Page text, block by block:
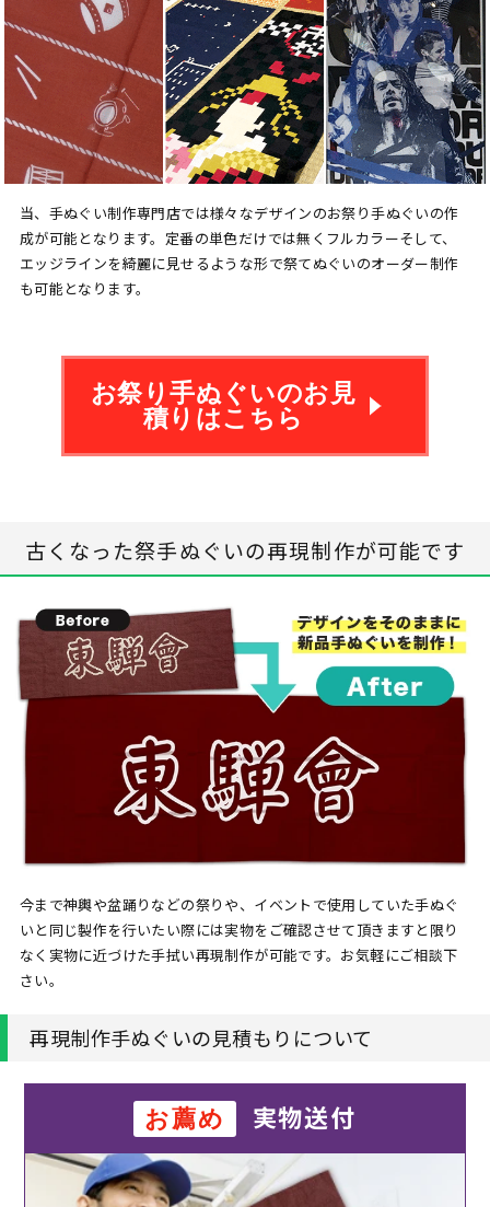
当、手ぬぐい制作専門店では様々なデザインのお祭り手ぬぐいの作
成が可能となります。定番の単色だけでは無くフルカラーそして、
エッジラインを綺麗に見せるような形で祭てぬぐいのオーダー制作
も可能となります。
お祭り手ぬぐいのお見
積りはこちら
古くなった祭手ぬぐいの再現制作が可能です
今まで神輿や盆踊りなどの祭りや、イベントで使用していた手ぬぐ
いと同じ製作を行いたい際には実物をご確認させて頂きますと限り
なく実物に近づけた手拭い再現制作が可能です。お気軽にご相談下
さい。
再現制作手ぬぐいの見積もりについて
お薦め 実物送付